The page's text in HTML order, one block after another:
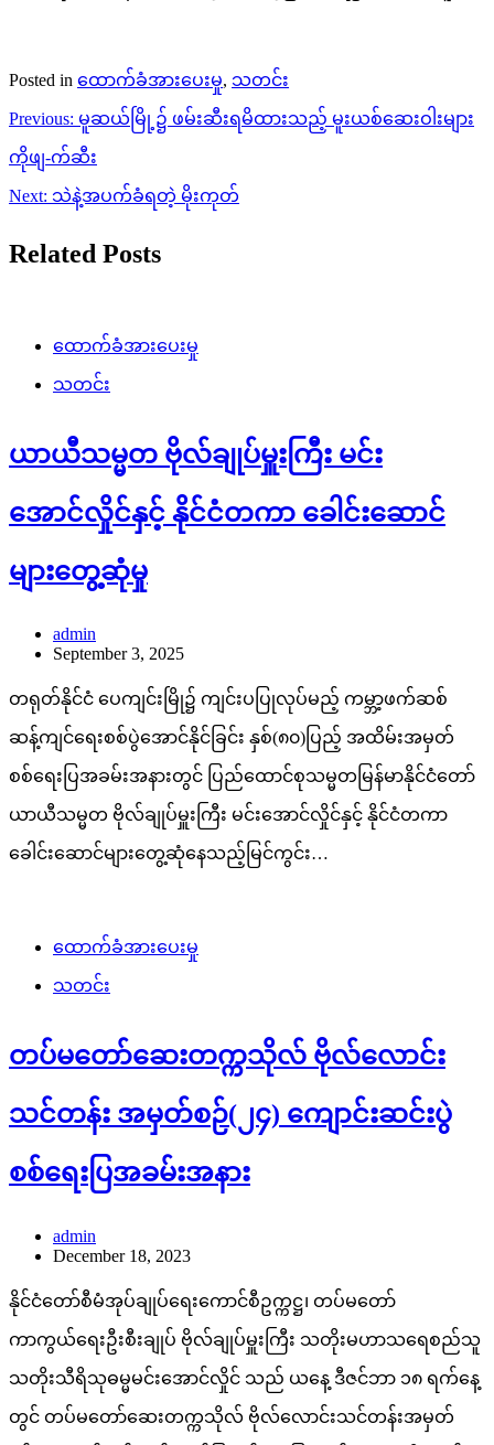
Posted in ထောက်ခံအားပေးမှု, သတင်း
Post
navigation
Previous: မူဆယ်မြို့၌ ဖမ်းဆီးရမိထားသည့် မူးယစ်ဆေးဝါးများ
ကိုဖျ-က်ဆီး
Next: သဲနဲ့အပက်ခံရတဲ့ မိုးကုတ်
Related Posts
ထောက်ခံအားပေးမှု
သတင်း
ယာယီသမ္မတ ဗိုလ်ချုပ်မှူးကြီး မင်း
အောင်လှိုင်နှင့် နိုင်ငံတကာ ခေါင်းဆောင်
များတွေ့ဆုံမှု
admin
September 3, 2025
တရုတ်နိုင်ငံ ပေကျင်းမြို၌ ကျင်းပပြုလုပ်မည့် ကမ္ဘာ့ဖက်ဆစ်
ဆန့်ကျင်ရေးစစ်ပွဲအောင်နိုင်ခြင်း နှစ်(၈၀)ပြည့် အထိမ်းအမှတ်
စစ်ရေးပြအခမ်းအနားတွင် ပြည်ထောင်စုသမ္မတမြန်မာနိုင်ငံတော်
ယာယီသမ္မတ ဗိုလ်ချုပ်မှူးကြီး မင်းအောင်လှိုင်နှင့် နိုင်ငံတကာ
ခေါင်းဆောင်များတွေ့ဆုံနေသည့်မြင်ကွင်း…
ထောက်ခံအားပေးမှု
သတင်း
တပ်မတော်ဆေးတက္ကသိုလ် ဗိုလ်လောင်း
သင်တန်း အမှတ်စဉ်(၂၄) ကျောင်းဆင်းပွဲ
စစ်ရေးပြအခမ်းအနား
admin
December 18, 2023
နိုင်ငံတော်စီမံအုပ်ချုပ်ရေးကောင်စီဥက္ကဋ္ဌ၊ တပ်မတော်
ကာကွယ်ရေးဦးစီးချုပ် ဗိုလ်ချုပ်မှူးကြီး သတိုးမဟာသရေစည်သူ
သတိုးသီရိသုဓမ္မမင်းအောင်လှိုင် သည် ယနေ့ ဒီဇင်ဘာ ၁၈ ရက်နေ့
တွင် တပ်မတော်ဆေးတက္ကသိုလ် ဗိုလ်လောင်းသင်တန်းအမှတ်